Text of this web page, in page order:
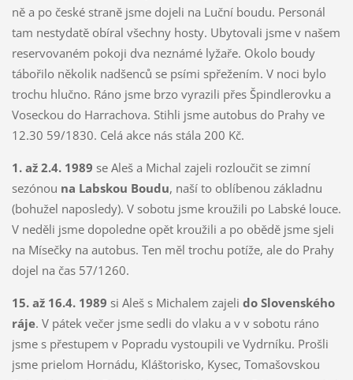
ně a po české straně jsme dojeli na Luční boudu. Personál
tam nestydatě obíral všechny hosty. Ubytovali jsme v našem
reservovaném pokoji dva neznámé lyžaře. Okolo boudy
tábořilo několik nadšenců se psími spřežením. V noci bylo
trochu hlučno. Ráno jsme brzo vyrazili přes Špindlerovku a
Voseckou do Harrachova. Stihli jsme autobus do Prahy ve
12.30 59/1830. Celá akce nás stála 200 Kč.
1. až 2.4. 1989 se Aleš a Michal zajeli rozloučit se zimní
sezónou na Labskou Boudu, naší to oblíbenou základnu
(bohužel naposledy). V sobotu jsme kroužili po Labské louce.
V neděli jsme dopoledne opět kroužili a po obědě jsme sjeli
na Mísečky na autobus. Ten měl trochu potíže, ale do Prahy
dojel na čas 57/1260.
15. až 16.4. 1989 si Aleš s Michalem zajeli do Slovenského
ráje. V pátek večer jsme sedli do vlaku a v v sobotu ráno
jsme s přestupem v Popradu vystoupili ve Vydrníku. Prošli
jsme prielom Hornádu, Kláštorisko, Kysec, Tomašovskou